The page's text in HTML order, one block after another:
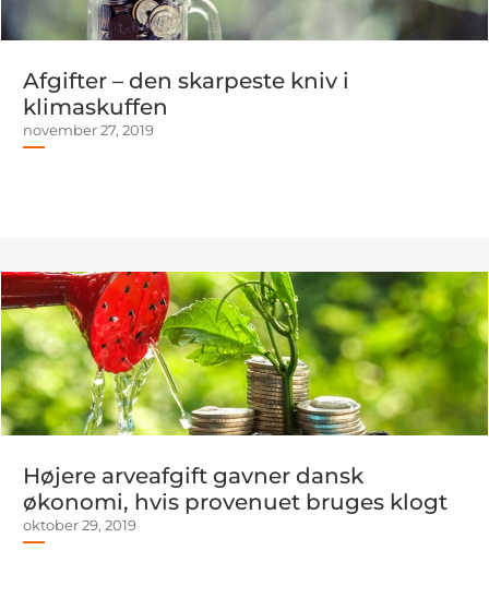
Afgifter – den skarpeste kniv i
klimaskuffen
november 27, 2019
Højere arveafgift gavner dansk
økonomi, hvis provenuet bruges klogt
oktober 29, 2019